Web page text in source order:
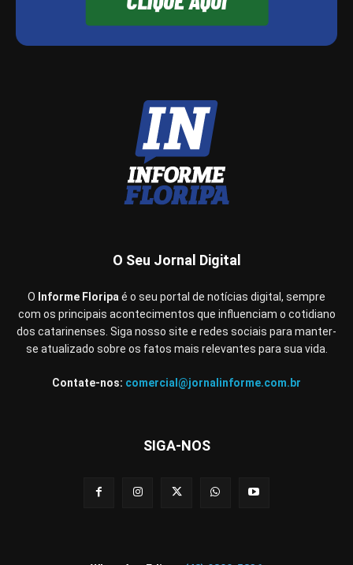
O Seu Jornal Digital
O Informe Floripa é o seu portal de notícias digital, sempre
com os principais acontecimentos que influenciam o cotidiano
dos catarinenses. Siga nosso site e redes sociais para manter-
se atualizado sobre os fatos mais relevantes para sua vida.
Contate-nos: comercial@jornalinforme.com.br
SIGA-NOS